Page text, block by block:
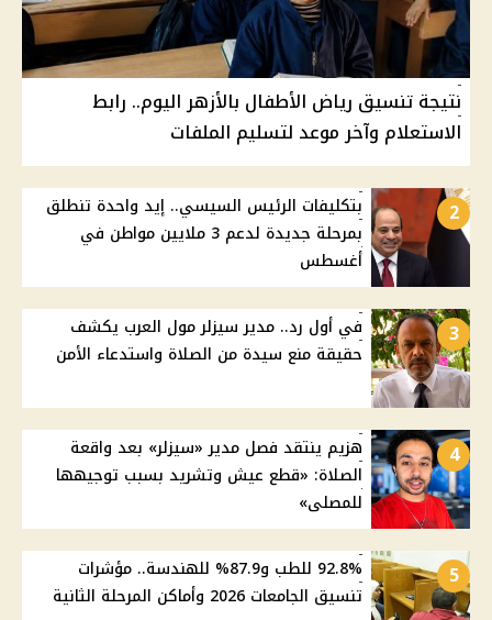
نتيجة تنسيق رياض الأطفال بالأزهر اليوم.. رابط
الاستعلام وآخر موعد لتسليم الملفات
2
بتكليفات الرئيس السيسي.. إيد واحدة تنطلق
بمرحلة جديدة لدعم 3 ملايين مواطن في
أغسطس
3
في أول رد.. مدير سيزلر مول العرب يكشف
حقيقة منع سيدة من الصلاة واستدعاء الأمن
4
هزيم ينتقد فصل مدير «سيزلر» بعد واقعة
الصلاة: «قطع عيش وتشريد بسبب توجيهها
للمصلى»
5
92.8% للطب و87.9% للهندسة.. مؤشرات
تنسيق الجامعات 2026 وأماكن المرحلة الثانية